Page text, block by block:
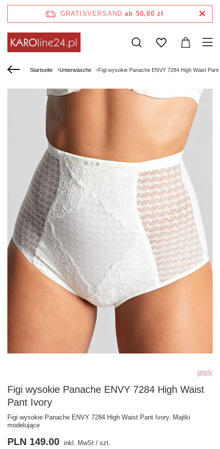
GRATISVERSAND ab 50,00 zł
Startseite Unterwäsche Figi wysokie Panache ENVY 7284 High Waist
Figi wysokie Panache ENVY 7284 High Waist
Pant Ivory
Figi wysokie Panache ENVY 7284 High Waist Pant Ivory. Majtki
modelujące
PLN 149.00 inkl. MwSt / szt.